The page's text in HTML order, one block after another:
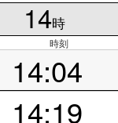
14時
時刻
14:04
14:19